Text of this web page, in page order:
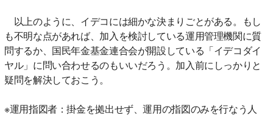
以上のように、イデコには細かな決まりごとがある。もし
も不明な点があれば、加入を検討している運用管理機関に質
問するか、国民年金基金連合会が開設している「イデコダイ
ヤル」に問い合わせるのもいいだろう。加入前にしっかりと
疑問を解決しておこう。
※運用指図者：掛金を拠出せず、運用の指図のみを行なう人